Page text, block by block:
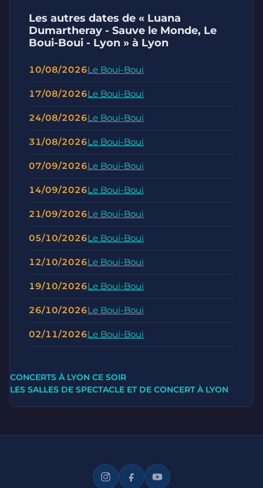
Les autres dates de « Luana
Dumartheray - Sauve le Monde, Le
Boui-Boui - Lyon » à Lyon
10/08/2026Le Boui-Boui
17/08/2026Le Boui-Boui
24/08/2026Le Boui-Boui
31/08/2026Le Boui-Boui
07/09/2026Le Boui-Boui
14/09/2026Le Boui-Boui
21/09/2026Le Boui-Boui
05/10/2026Le Boui-Boui
12/10/2026Le Boui-Boui
19/10/2026Le Boui-Boui
26/10/2026Le Boui-Boui
02/11/2026Le Boui-Boui
CONCERTS À LYON CE SOIR
LES SALLES DE SPECTACLE ET DE CONCERT À LYON